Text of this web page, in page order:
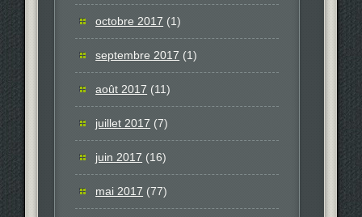
octobre 2017 (1)
septembre 2017 (1)
août 2017 (11)
juillet 2017 (7)
juin 2017 (16)
mai 2017 (77)